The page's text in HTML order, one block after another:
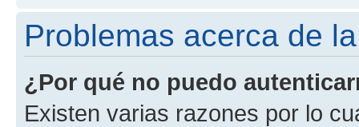
Problemas acerca de
¿Por qué no puedo
Existen varias razones por lo